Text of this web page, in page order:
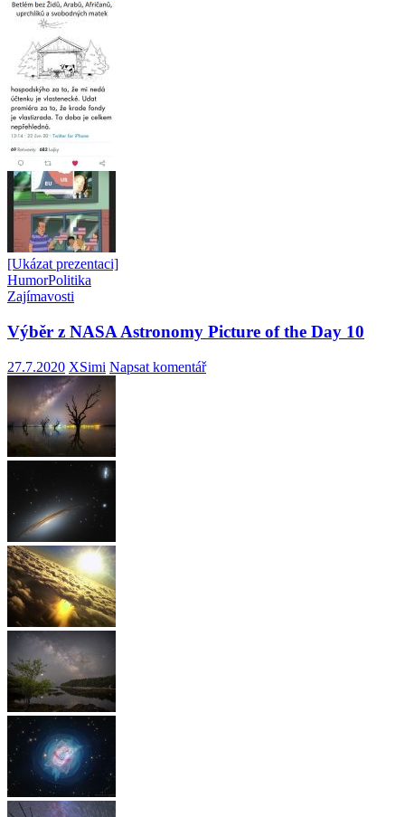
[Ukázat prezentaci]
HumorPolitika
Zajímavosti
Výběr z NASA Astronomy Picture of the Day 10
27.7.2020 XSimi Napsat komentář